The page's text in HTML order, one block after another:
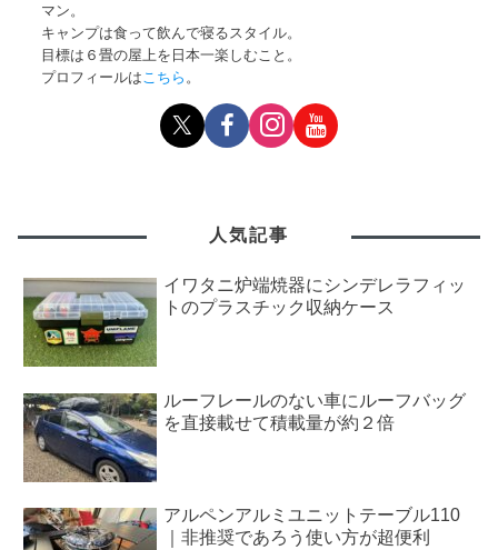
マン。
キャンプは食って飲んで寝るスタイル。
目標は６畳の屋上を日本一楽しむこと。
プロフィールは こちら 。
人気記事
イワタニ炉端焼器にシンデレラフィッ
トのプラスチック収納ケース
ルーフレールのない車にルーフバッグ
を直接載せて積載量が約２倍
アルペンアルミユニットテーブル110
｜非推奨であろう使い方が超便利